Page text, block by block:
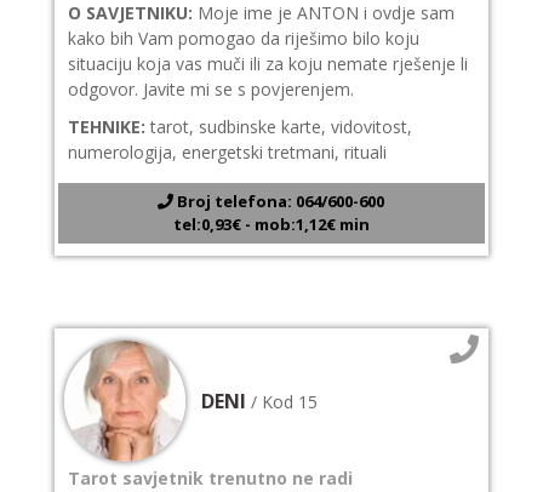
O SAVJETNIKU: Moje ime je ANTON i ovdje sam
kako bih Vam pomogao da riješimo bilo koju
situaciju koja vas muči ili za koju nemate rješenje li
odgovor. Javite mi se s povjerenjem.
TEHNIKE: tarot, sudbinske karte, vidovitost,
numerologija, energetski tretmani, rituali
Broj telefona: 064/600-600
tel:0,93€ - mob:1,12€ min
DENI / Kod 15
Tarot savjetnik trenutno ne radi